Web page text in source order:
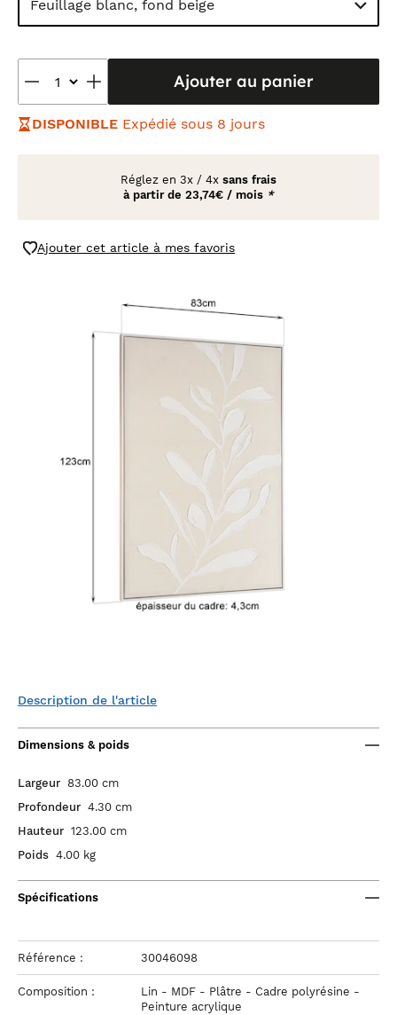
Feuillage blanc, fond beige
Ajouter au panier
DISPONIBLE Expédié sous 8 jours
Réglez en 3x / 4x sans frais
à partir de 23,74€ / mois *
Ajouter cet article à mes favoris
Description de l'article
Dimensions & poids
Largeur 83.00 cm
Profondeur 4.30 cm
Hauteur 123.00 cm
Poids 4.00 kg
Spécifications
Référence : 30046098
Composition :
Lin - MDF - Plâtre - Cadre polyrésine -
Peinture acrylique